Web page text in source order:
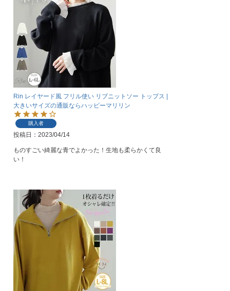
Rin レイヤード風 フリル使い リブニットソー トップス |
大きいサイズの通販ならハッピーマリリン
購入者
投稿日 2023/04/14
ものすごい綺麗な青でよかった！生地も柔らかくて良
い！